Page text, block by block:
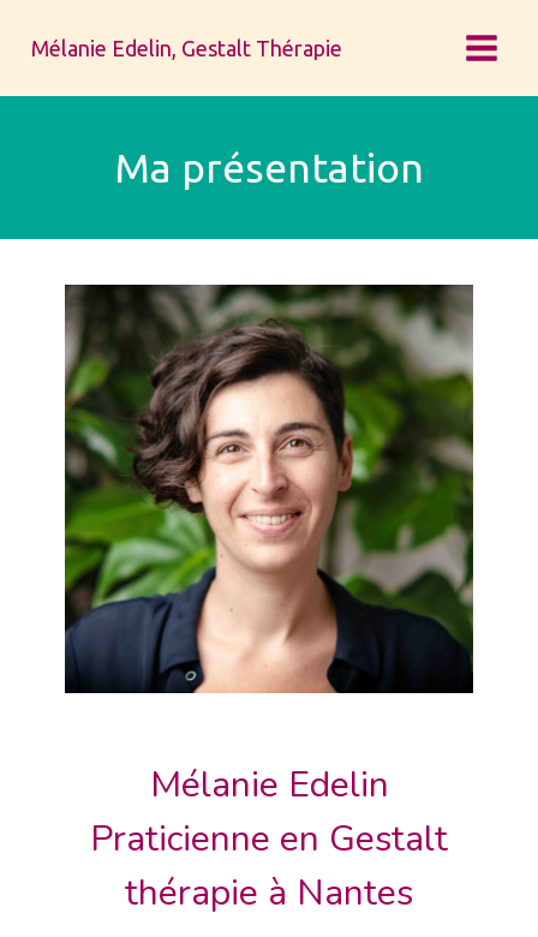
contenu
Mélanie Edelin, Gestalt Thérapie
Ma présentation
Mélanie Edelin
Praticienne en Gestalt
thérapie à Nantes